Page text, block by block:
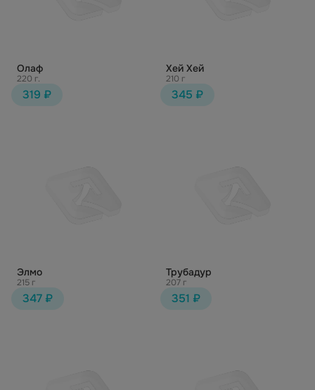
Олаф
220 г.
319 ₽
Хей Хей
210 г
345 ₽
Элмо
215 г
347 ₽
Трубадур
207 г
351 ₽